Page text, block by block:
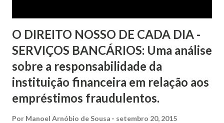
O DIREITO NOSSO DE CADA DIA -
SERVIÇOS BANCÁRIOS: Uma análise
sobre a responsabilidade da
instituição financeira em relação aos
empréstimos fraudulentos.
Por Manoel Arnóbio de Sousa setembro 20, 2015